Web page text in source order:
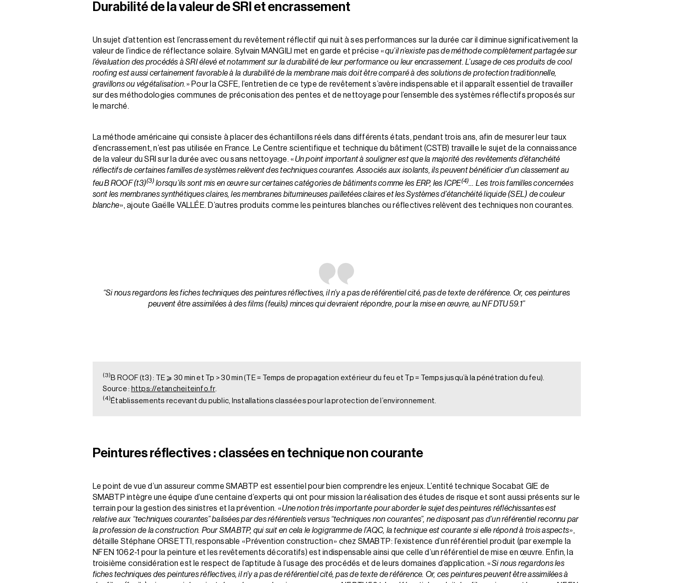
Durabilité de la valeur de SRI et encrassement
Un sujet d’attention est l’encrassement du revêtement réflectif qui nuit à ses performances sur la durée car il diminue significativement la
valeur de l’indice de réflectance solaire. Sylvain MANGILI met en garde et précise «qu’il n’existe pas de méthode complètement partagée sur
l’évaluation des procédés à SRI élevé et notamment sur la durabilité de leur performance ou leur en­cras­sement. L’usage de ces produits de cool
roofing est aussi certainement favorable à la durabilité de la membrane mais doit être comparé à des solutions de protection traditionnelle,
gravillons ou végétalisation. » Pour la CSFE, l’entretien de ce type de revêtement s’avère indispensable et il apparaît essentiel de travailler
sur des méthodologies communes de préconisation des pentes et de nettoyage pour l’ensemble des systèmes réflectifs proposés sur
le marché.
La méthode américaine qui consiste à placer des échantillons réels dans différents états, pendant trois ans, afin de mesurer leur taux
d’encrassement, n’est pas utilisée en France. Le Centre scientifique et technique du bâtiment (CSTB) travaille le sujet de la connaissance
de la valeur du SRI sur la durée avec ou sans nettoyage. «Un point important à souligner est que la majorité des revêtements d’étanchéité
réflectifs de certaines familles de systèmes relèvent des techniques courantes. Associés aux isolants, ils peuvent bénéficier d’un classement au
feu B ROOF (t3)(3)lorsqu’ils sont mis en œuvre sur certaines catégories de bâtiments comme les ERP, les ICPE(4)… Les trois familles concernées
sont les membranes synthétiques claires, les membranes bitumineuses pailletées claires et les Systèmes d’étanchéité liquide (SEL) de couleur
blanche», ajoute Gaëlle VALLÉE. D’autres produits comme les peintures blanches ou réflectives relèvent des techniques non courantes.
“Si nous regardons les fiches techniques des peintures réflectives, il n’y a pas de référentiel cité, pas de texte de référence. Or, ces peintures
peuvent être assimilées à des films (feuils) minces qui devraient répondre, pour la mise en œuvre, au NF DTU 59.1”
(3)B ROOF (t3) : TE ⩾ 30 min et Tp > 30 min (TE = Temps de propagation extérieur du feu et Tp = Temps jusqu’à la pénétration du feu).
Source : https://etancheiteinfo.fr.
(4)Établissements recevant du public, Installations classées pour la protection de l’environnement.
Peintures réflectives : classées en technique non courante
Le point de vue d’un assureur comme SMABTP est essentiel pour bien comprendre les enjeux. L’entité technique Socabat GIE de
SMABTP intègre une équipe d’une centaine d’experts qui ont pour mission la réalisation des études de risque et sont aussi présents sur le
terrain pour la gestion des sinistres et la prévention. «Une notion très importante pour aborder le sujet des peintures réfléchissantes est
relative aux “techniques courantes” balisées par des référentiels versus “techniques non courantes”, ne disposant pas d’un référentiel reconnu par
la profession de la construction. Pour SMABTP, qui suit en cela le logigramme de l’AQC, la technique est courante si elle répond à trois aspects»,
détaille Stéphane ORSETTI, responsable « Prévention construction » chez SMABTP : l’existence d’un référentiel produit (par exemple la
NF EN 1062-1 pour la peinture et les revêtements décoratifs) est indispensable ainsi que celle d’un référentiel de mise en œuvre. Enfin, la
troisième considération est le respect de l’aptitude à l’usage des procédés et de leurs domaines d’application. «Si nous regardons les
fiches techniques des peintures réflectives, il n’y a pas de référentiel cité, pas de texte de référence. Or, ces peintures peuvent être assimilées à